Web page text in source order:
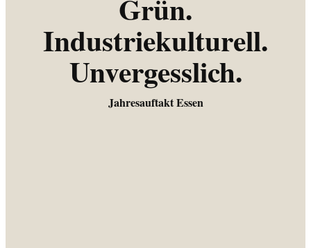
Grün.
Industriekulturell.
Unvergesslich.
Jahresauftakt Essen